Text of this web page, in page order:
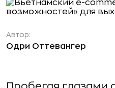
Автор:
Одри Оттевангер